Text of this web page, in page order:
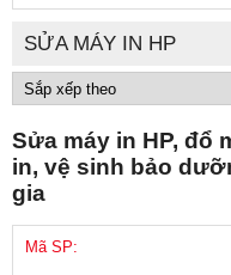
SỬA MÁY IN HP
Sửa máy in HP, đổ
in, vệ sinh bảo
gia
Mã SP: